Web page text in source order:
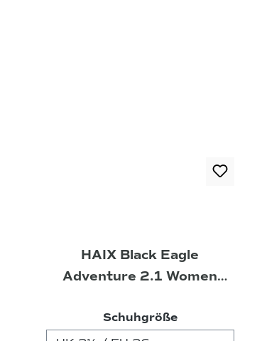
HAIX Black Eagle
Adventure 2.1 Women
Schuhgrößeauswählen